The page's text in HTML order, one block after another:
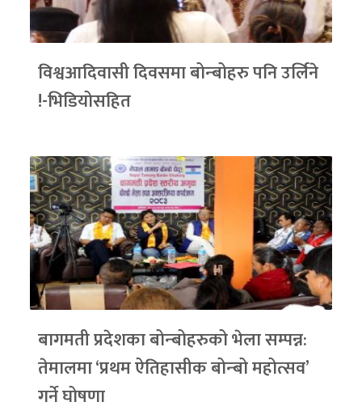
विश्वआदिवासी दिवसमा बोन्बोहरु पनि उर्लिने
!-भिडियोसहित
बागमती प्रदेशका बोन्बोहरुको भेला सम्पन्न:
तेमालमा ‘प्रथम ऐतिहासीक बोन्बो महोत्सव’
गर्ने घोषणा